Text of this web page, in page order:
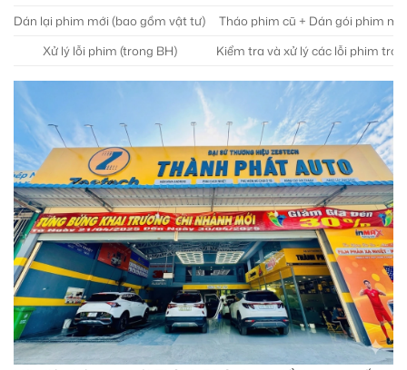
Dán lại phim mới (bao gồm vật tư)
Tháo phim cũ + Dán gói phim
Xử lý lỗi phim (trong BH)
Kiểm tra và xử lý các lỗi phim